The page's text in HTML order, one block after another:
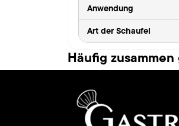
Anwendung
Art der Schaufel
Häufig